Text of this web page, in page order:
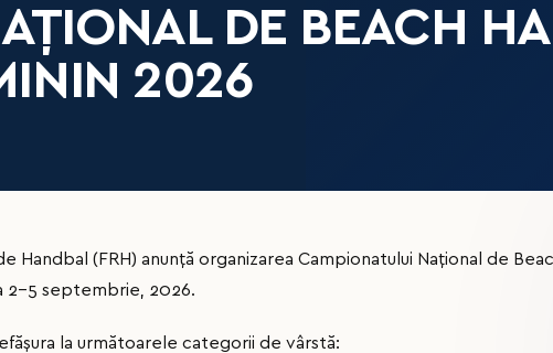
DE BEACH
2026
Handbal (FRH) anunță organizarea Campionatului Național de
2-5 septembrie, 2026.
la următoarele categorii de vârstă: